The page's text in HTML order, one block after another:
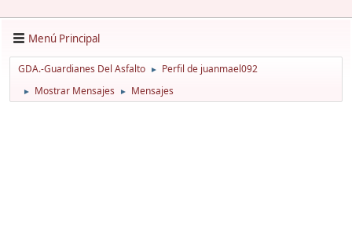
Menú Principal
GDA.-Guardianes Del Asfalto ► Perfil de juanmael092
► Mostrar Mensajes ► Mensajes